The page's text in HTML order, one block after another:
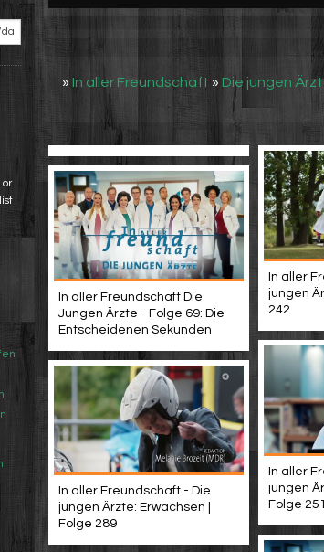
or
» In aller Freundschaft » Die jungen
In aller
jungen
242
In aller Freundschaft Die
Jungen Ärzte - Folge 69: Die
Entscheidenen Sekunden
In aller
jungen
Folge 251
In aller Freundschaft - Die
jungen Ärzte: Erwachsen |
Folge 289